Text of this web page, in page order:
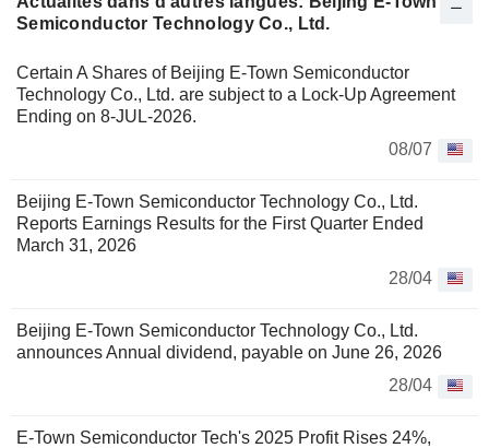
Semiconductor Technology Co., Ltd.
Certain A Shares of Beijing E-Town Semiconductor
Technology Co., Ltd. are subject to a Lock-Up Agreement
Ending on 8-JUL-2026.
08/07
Beijing E-Town Semiconductor Technology Co., Ltd.
Reports Earnings Results for the First Quarter Ended
March 31, 2026
28/04
Beijing E-Town Semiconductor Technology Co., Ltd.
announces Annual dividend, payable on June 26, 2026
28/04
E-Town Semiconductor Tech's 2025 Profit Rises 24%,